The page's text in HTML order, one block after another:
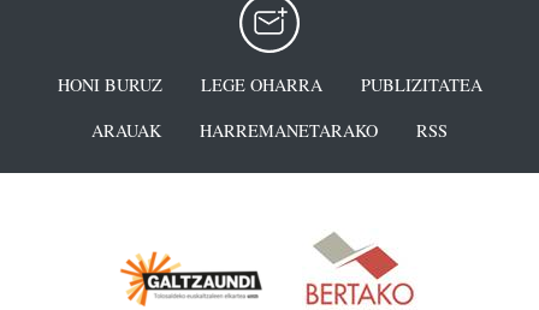
HONI BURUZ LEGE OHARRA
PUBLIZITATEA
ARAUAK
HARREMANETARAKO RSS